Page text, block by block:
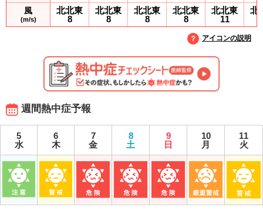
風
(m/s)
北北東
8
北北東
8
北北東
8
北北東
8
北北東
11
北
アイコンの説明
週間熱中症予報
5
水
6
木
7
金
8
土
9
日
10
月
11
火